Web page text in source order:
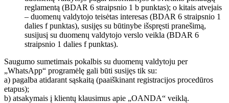
reglamentą (BDAR 6 straipsnio 1 b punktas); o kitais atvejais
– duomenų valdytojo teisėtas interesas (BDAR 6 straipsnio 1
dalies f punktas), susijęs su būtinybe išspręsti pranešimą,
susijusį su duomenų valdytojo verslo veikla (BDAR 6
straipsnio 1 dalies f punktas).
Saugumo sumetimais pokalbis su duomenų valdytoju per
„WhatsApp“ programėlę gali būti susijęs tik su:
a) pagalba atidarant sąskaitą (paaiškinant registracijos procedūros
etapus);
b) atsakymais į klientų klausimus apie „OANDA“ veiklą.